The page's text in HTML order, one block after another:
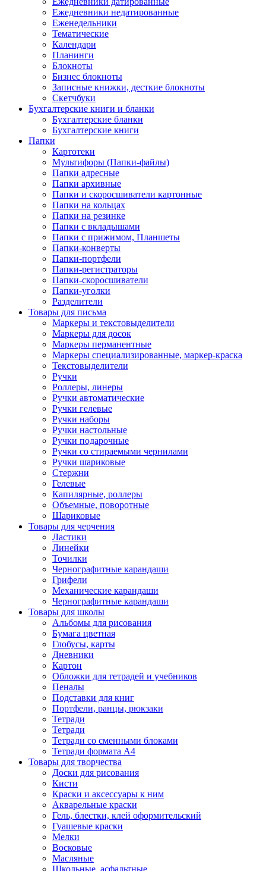
Ежедневники недатированные
Еженедельники
Тематические
Календари
Планинги
Блокноты
Бизнес блокноты
Записные книжки, десткие блокноты
Скетчбуки
Бухгалтерские книги и бланки
Бухгалтерские бланки
Бухгалтерские книги
Папки
Картотеки
Мультифоры (Папки-файлы)
Папки адресные
Папки архивные
Папки и скоросшиватели картонные
Папки на кольцах
Папки на резинке
Папки с вкладышами
Папки с прижимом, Планшеты
Папки-конверты
Папки-портфели
Папки-регистраторы
Папки-скоросшиватели
Папки-уголки
Разделители
Товары для письма
Маркеры и текстовыделители
Маркеры для досок
Маркеры перманентные
Маркеры специализированные, маркер-краска
Текстовыделители
Ручки
Роллеры, линеры
Ручки автоматические
Ручки гелевые
Ручки наборы
Ручки настольные
Ручки подарочные
Ручки со стираемыми чернилами
Ручки шариковые
Стержни
Гелевые
Капилярные, роллеры
Объемные, поворотные
Шариковые
Товары для черчения
Ластики
Линейки
Точилки
Чернографитные карандаши
Грифели
Механические карандаши
Чернографитные карандаши
Товары для школы
Альбомы для рисования
Бумага цветная
Глобусы, карты
Дневники
Картон
Обложки для тетрадей и учебников
Пеналы
Подставки для книг
Портфели, ранцы, рюкзаки
Тетради
Тетради
Тетради со сменными блоками
Тетради формата А4
Товары для творчества
Доски для рисования
Кисти
Краски и аксессуары к ним
Акварельные краски
Гель, блестки, клей оформительский
Гуашевые краски
Мелки
Восковые
Масляные